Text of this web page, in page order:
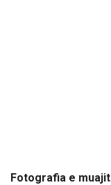
Fotografia e muajit